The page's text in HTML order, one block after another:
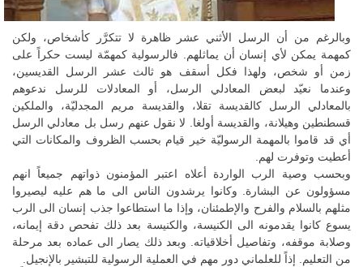
وبالرغم من أن الرسل الأثني عشر ظاهرة لا تتكرَّر كأشخاص، ولكن
كمهمة يمكن لأي إنسان أن يماثلهم. فالرسولية كمهمّة ليست حكراً على
زمن أو شخص، ولهذا فكل أسقف هو ثالث عشر الرسل القديسين،
وعندما نعيّد لبعض المعادلي الرسل، أو المعادلات للرسل ندعوهم
بالمعادلي الرسل كالقديسة تقلا، والقديسة مريم المجدليّة، والملكين
قسطنطين وهيلانة، والقديسة أولغا. لا نقول عنهم رسل بل معادلي الرسل
أي قد قاموا بالمهمة الرسوليّة خير قيام بحسب الظروف والمكانات التي
أعطيت وتوفرت لهم.
وبحسب وصية الرب الواردة أعلاه اعتبر المؤمنون ذواتهم جميعاً انهم
مسؤولون عن البشارة. وكانوا يرشدون الناس الى ما هم عليه ليصيروا
مثلهم بالسلام والفرح والإطمئنان، وإذا ما استطاعوا جذب إنسان الى الرب
يسوع كانوا يقدمونه الى الكنيسة، والكنيسة بعد ذلك تفحص دقة إيمانه،
وصلابة موقفه، وتفاصيل أخلاقياته. وبعد ذلك يصار الى عماده بعد مرحلة
من التعليم. إذاً للعلماني دور مهم في العملية الرسولية للتبشير بالإنجيل.